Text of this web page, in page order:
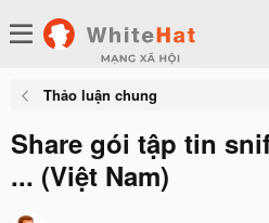
Thảo luận chung
Share gói tập tin
... (Việt Nam)